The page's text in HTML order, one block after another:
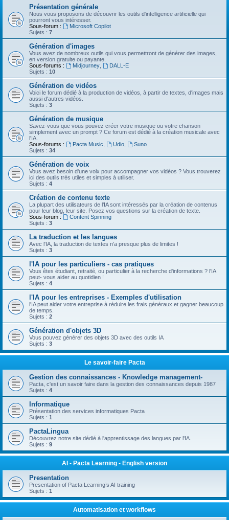
Présentation générale
Nous vous proposons de découvrir les outils d'intelligence artificielle qui
pourront vous intéresser.
Sous-forum :
Microsoft Copilot
Sujets : 7
Génération d'images
Vous avez de nombreux outils qui vous permettront de générer des images,
en version gratuite ou payante.
Sous-forums :
Midjourney,
DALL-E
Sujets : 10
Génération de vidéos
Voici le forum dédié à la production de vidéos, à partir de textes, d'images mais
aussi d'autres vidéos.
Sujets : 3
Génération de musique
Savez-vous que vous pouvez créer votre musique ou votre chanson
simplement avec un prompt ? Ce forum est dédié à la création musicale avec
l'IA.
Sous-forums :
Pacta Music Udio,
Suno
Sujets : 34
Génération de voix
Vous avez besoin d'une voix pour accompagner vos vidéos ? Vous trouverez
ici des outils très utiles et simples à utiliser.
Sujets : 4
Création de contenu texte
La plupart des utilisateurs de l'IA sont intéressés par la création de contenus
pour leur blog, leur site. Posez vos questions sur la création de texte.
Sous-forum :
Content Spinning
Sujets : 3
La traduction et les langues
Avec l'IA, la traduction de textes n'a presque plus de limites !
Sujets : 3
l'IA pour les particuliers - cas pratiques
Vous êtes étudiant, retraité, ou particulier à la recherche d'informations ? l'IA
peut- vous aider au quotidien !
Sujets : 4
l'IA pour les entreprises - Exemples d'utilisation
l'IA peut aider votre entreprise à réduire les frais généraux et gagner beaucoup
de temps.
Sujets : 2
Génération d'objets 3D
Vous pouvez générer des objets 3D avec des outils IA
Sujets : 3
Le savoir-faire Pacta
Gestion des connaissances - Knowledge management-
Pacta, c'est un savoir faire dans la gestion des connaissances depuis 1987
Sujets : 4
Informatique
Présentation des services informatiques Pacta
Sujets : 1
PactaLingua
Découvrez notre site dédié à l'apprentissage des langues par l'IA.
Sujets : 9
AI - Pacta Learning - English version
Presentation
Presentation of Pacta Learning’s AI training
Sujets : 1
Automatisation et workflows